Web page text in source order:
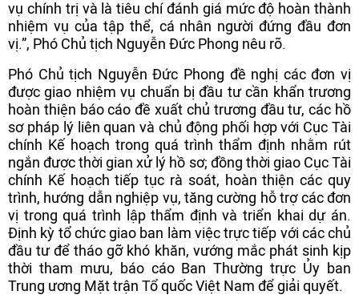
vụ chính trị và là tiêu chí đánh giá mức độ hoàn thành
nhiệm vụ của tập thể, cá nhân người đứng đầu đơn
vị.”, Phó Chủ tịch Nguyễn Đức Phong nêu rõ.
Phó Chủ tịch Nguyễn Đức Phong đề nghị các đơn vị
được giao nhiệm vụ chuẩn bị đầu tư cần khẩn trương
hoàn thiện báo cáo đề xuất chủ trương đầu tư, các hồ
sơ pháp lý liên quan và chủ động phối hợp với Cục Tài
chính Kế hoạch trong quá trình thẩm định nhằm rút
ngắn được thời gian xử lý hồ sơ; đồng thời giao Cục Tài
chính Kế hoạch tiếp tục rà soát, hoàn thiện các quy
trình, hướng dẫn nghiệp vụ, tăng cường hỗ trợ các đơn
vị trong quá trình lập thẩm định và triển khai dự án.
Định kỳ tổ chức giao ban làm việc trực tiếp với các chủ
đầu tư để tháo gỡ khó khăn, vướng mắc phát sinh kịp
thời tham mưu, báo cáo Ban Thường trực Ủy ban
Trung ương Mặt trận Tổ quốc Việt Nam để giải quyết.